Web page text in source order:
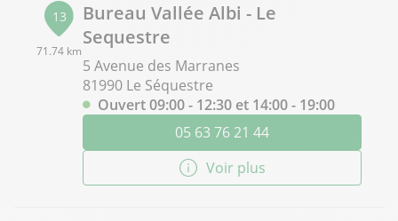
13
71.74 km
Bureau Vallée Albi - Le
Sequestre
5 Avenue des Marranes
81990 Le Séquestre
Ouvert 09:00 - 12:30 et 14:00 - 19:00
05 63 76 21 44
Voir plus